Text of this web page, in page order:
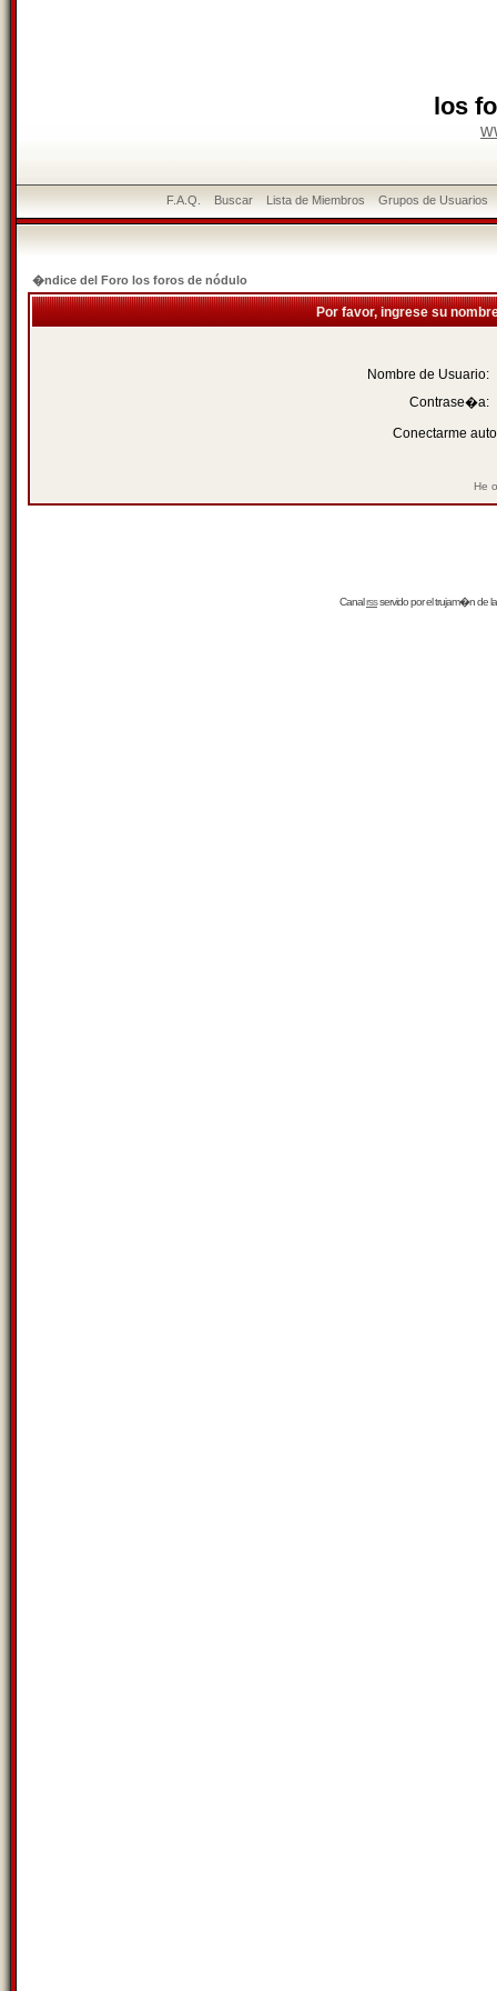
los
F.A.Q. Buscar Lista de Miembros Grupos de Usuarios
�ndice del Foro los foros de nódulo
Por favor, ingrese su
Nombre de Usuario:
Contrase�a:
Conectarme
He
Canalrssservido por eltrujam�nde